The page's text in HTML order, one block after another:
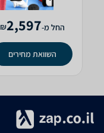
החל מ-2,597
₪
השוואת מחירים